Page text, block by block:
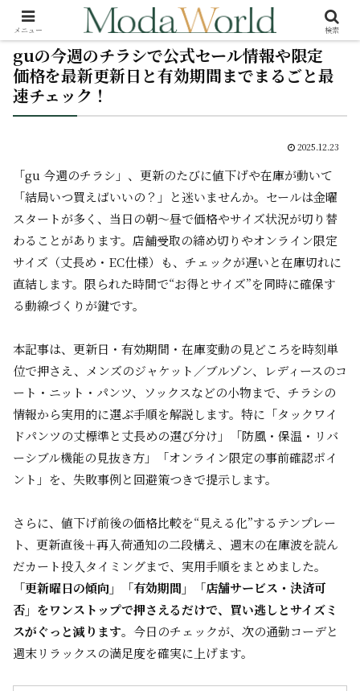
guの今週のチラシで公式セール情報や限定
価格を最新更新日と有効期間までまるごと最
速チェック！
2025.12.23
「gu 今週のチラシ」、更新のたびに値下げや在庫が動いて
「結局いつ買えばいいの？」と迷いませんか。セールは金曜
スタートが多く、当日の朝～昼で価格やサイズ状況が切り替
わることがあります。店舗受取の締め切りやオンライン限定
サイズ（丈長め・EC仕様）も、チェックが遅いと在庫切れに
直結します。限られた時間で“お得とサイズ”を同時に確保す
る動線づくりが鍵です。
本記事は、更新日・有効期間・在庫変動の見どころを時刻単
位で押さえ、メンズのジャケット／ブルゾン、レディースのコ
ート・ニット・パンツ、ソックスなどの小物まで、チラシの
情報から実用的に選ぶ手順を解説します。特に「タックワイ
ドパンツの丈標準と丈長めの選び分け」「防風・保温・リバ
ーシブル機能の見抜き方」「オンライン限定の事前確認ポイ
ント」を、失敗事例と回避策つきで提示します。
さらに、値下げ前後の価格比較を“見える化”するテンプレー
ト、更新直後＋再入荷通知の二段構え、週末の在庫波を読ん
だカート投入タイミングまで、実用手順をまとめました。
「更新曜日の傾向」「有効期間」「店舗サービス・決済可
否」をワンストップで押さえるだけで、買い逃しとサイズミ
スがぐっと減ります。今日のチェックが、次の通勤コーデと
週末リラックスの満足度を確実に上げます。
メニュー 検索